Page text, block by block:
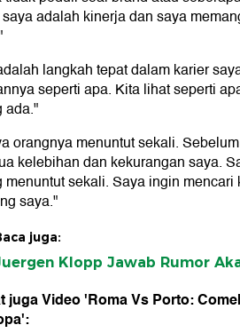
adalah kinerja dan saya
langkah tepat dalam karier
seperti apa. Kita lihat seperti
ada."
orangnya menuntut sekali.
kelebihan dan kekurangan saya.
menuntut sekali. Saya ingin
saya."
juga:
Klopp Jawab Rumor
juga Video 'Roma Vs Porto: